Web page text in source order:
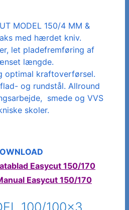
MODEL 150/4 MM &
med hærdet kniv.
let pladefremføring af
længde.
optimal kraftoverførsel.
og rundstål. Allround
smede og VVS
skoler.
Easycut 150/170
Easycut 150/170
100/100×3